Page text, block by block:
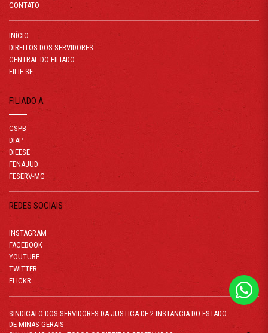
CONTATO
INÍCIO
DIREITOS DOS SERVIDORES
CENTRAL DO FILIADO
FILIE-SE
FILIADO A
CSPB
DIAP
DIEESE
FENAJUD
FESERV-MG
REDES SOCIAIS
INSTAGRAM
FACEBOOK
YOUTUBE
TWITTER
FLICKR
SINDICATO DOS SERVIDORES DA JUSTICA DE 2 INSTANCIA DO ESTADO
DE MINAS GERAIS